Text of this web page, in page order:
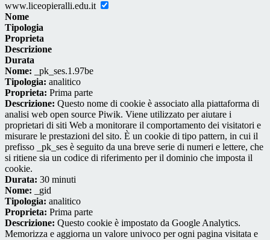
www.liceopieralli.edu.it
Nome
Tipologia
Proprieta
Descrizione
Durata
Nome: _pk_ses.1.97be
Tipologia: analitico
Proprieta: Prima parte
Descrizione: Questo nome di cookie è associato alla piattaforma di
analisi web open source Piwik. Viene utilizzato per aiutare i
proprietari di siti Web a monitorare il comportamento dei visitatori e
misurare le prestazioni del sito. È un cookie di tipo pattern, in cui il
prefisso _pk_ses è seguito da una breve serie di numeri e lettere, che
si ritiene sia un codice di riferimento per il dominio che imposta il
cookie.
Durata: 30 minuti
Nome: _gid
Tipologia: analitico
Proprieta: Prima parte
Descrizione: Questo cookie è impostato da Google Analytics.
Memorizza e aggiorna un valore univoco per ogni pagina visitata e